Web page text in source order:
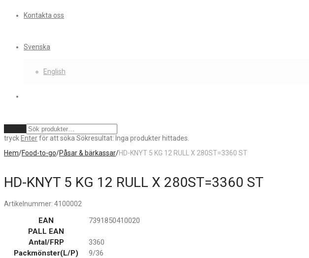
Kontakta oss
Svenska
English
tryck Enterför att söka Sökresultat: Inga produkter hittades.
Hem/Food-to-go/Påsar & bärkassar/HD-KNYT 5 KG 12 RULL X 280ST=3360 ST
HD-KNYT 5 KG 12 RULL X 280ST=3360 ST
Artikelnummer: 4100002
EAN
7391850410020
PALL EAN
Antal/FRP
3360
Packmönster(L/P)
9/36